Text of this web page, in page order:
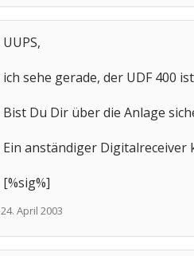
UUPS,
ich sehe gerade, der UDF 400
Bist Du Dir über die Anlage
Ein anständiger Digitalreceiver
[%sig%]
24. April 2003